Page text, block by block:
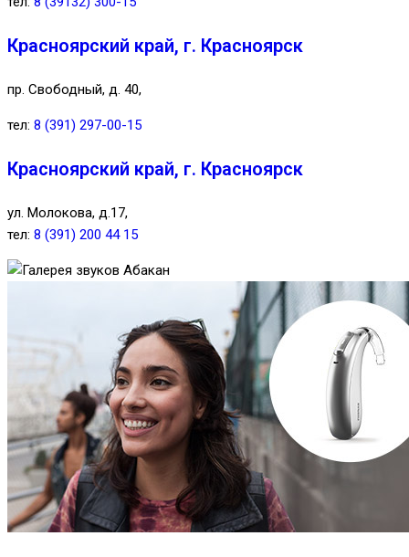
Красноярский край, г. Красноярск
пр. Свободный, д. 40,
тел: 8 (391) 297-00-15
Красноярский край, г. Красноярск
ул. Молокова, д.17,
тел: 8 (391) 200 44 15